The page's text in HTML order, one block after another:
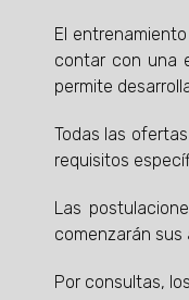
El
contar con una
permite
Todas las
requisitos
Las
comenzarán sus
Por consultas,